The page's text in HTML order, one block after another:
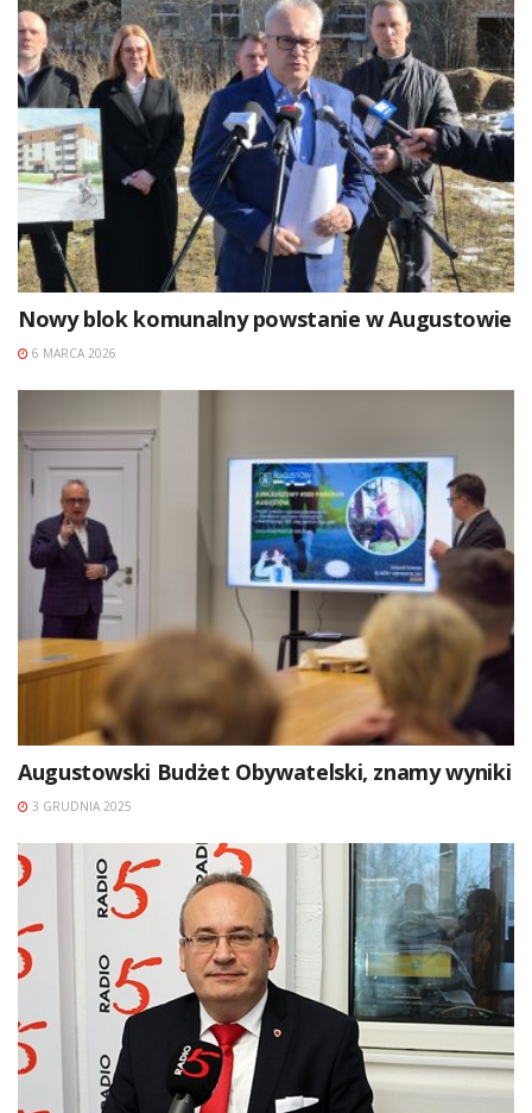
Nowy blok komunalny powstanie w Augustowie
6 MARCA 2026
Augustowski Budżet Obywatelski, znamy wyniki
3 GRUDNIA 2025